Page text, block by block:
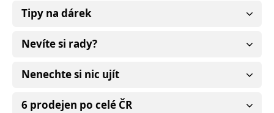
Tipy na dárek
Nevíte si rady?
Nenechte si nic ujít
6 prodejen po celé ČR